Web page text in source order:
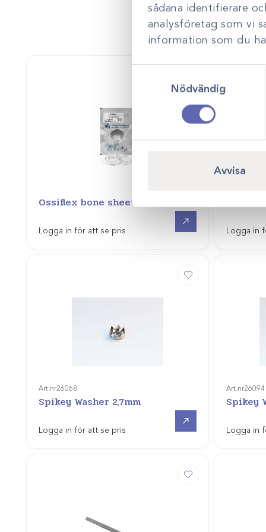
sådana identifierare
analysföretag som vi
information som du
Nödvändig
Avvisa
Ossiflex bone sheet
Logga in för att se pris Logga in
Art.nr26068
Spikey Washer 2,7mm
Logga in för att se pris
Art.nr26094
Spikey
Logga in